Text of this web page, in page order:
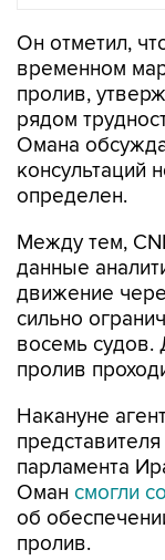
Он отметил,
временном
пролив,
рядом
Омана
консультаций
определен.
Между тем,
данные
движение
сильно
восемь судов.
пролив
Накануне
парламента
Оман смогли
об
пролив.